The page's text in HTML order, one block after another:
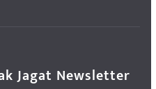
Jagat Newsletter